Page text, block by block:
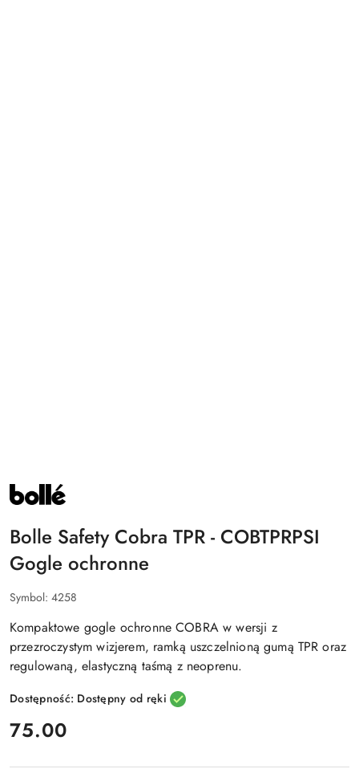
NAZWA
PRODUCENTA:
Bolle Safety Cobra TPR - COBTPRPSI
Gogle ochronne
Symbol: 4258
Kompaktowe gogle ochronne COBRA w wersji z
przezroczystym wizjerem, ramką uszczelnioną gumą TPR oraz
regulowaną, elastyczną taśmą z neoprenu.
Dostępność: Dostępny od ręki
cena:
75.00